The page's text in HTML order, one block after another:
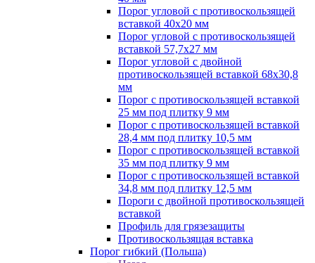
Порог угловой с противоскользящей
вставкой 40х20 мм
Порог угловой с противоскользящей
вставкой 57,7х27 мм
Порог угловой с двойной
противоскользящей вставкой 68х30,8
мм
Порог с противоскользящей вставкой
25 мм под плитку 9 мм
Порог с противоскользящей вставкой
28,4 мм под плитку 10,5 мм
Порог с противоскользящей вставкой
35 мм под плитку 9 мм
Порог с противоскользящей вставкой
34,8 мм под плитку 12,5 мм
Пороги с двойной противоскользящей
вставкой
Профиль для грязезащиты
Противоскользящая вставка
Порог гибкий (Польша)